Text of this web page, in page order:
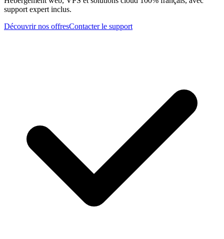
support expert inclus.
Découvrir nos offresContacter le support